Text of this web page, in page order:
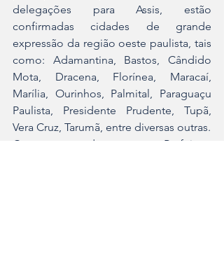
delegações para Assis, estão
confirmadas cidades de grande
expressão da região oeste paulista, tais
como: Adamantina, Bastos, Cândido
Mota, Dracena, Florínea, Maracaí,
Marília, Ourinhos, Palmital, Paraguaçu
Paulista, Presidente Prudente, Tupã,
Vera Cruz, Tarumã, entre diversas outras.
Com essa grande estrutura, a Prefeitura